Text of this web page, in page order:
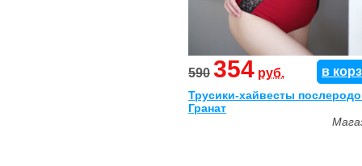
590 354 руб. в
Трусики-хайвесты
Гранат